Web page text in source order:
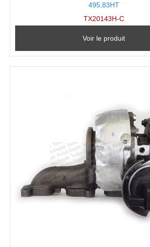
495,83HT
TX20143H-C
Voir le produit